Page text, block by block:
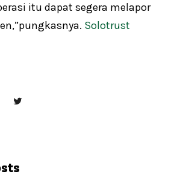
itu dapat segera melapor
Solotrust